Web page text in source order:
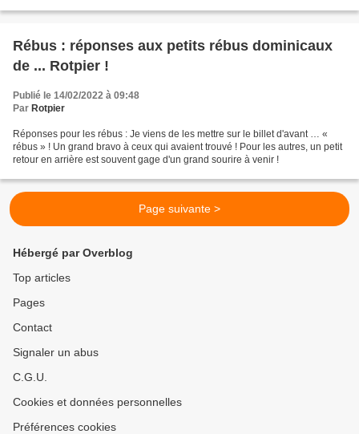
Rébus : réponses aux petits rébus dominicaux
de ... Rotpier !
Publié le 14/02/2022 à 09:48
Par Rotpier
Réponses pour les rébus : Je viens de les mettre sur le billet d'avant … «
rébus » ! Un grand bravo à ceux qui avaient trouvé ! Pour les autres, un petit
retour en arrière est souvent gage d'un grand sourire à venir !
Page suivante >
Hébergé par Overblog
Top articles
Pages
Contact
Signaler un abus
C.G.U.
Cookies et données personnelles
Préférences cookies